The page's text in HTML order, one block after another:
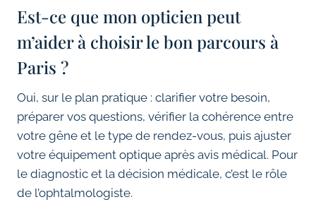
Est-ce que mon opticien peut
m’aider à choisir le bon parcours à
Paris ?
Oui, sur le plan pratique : clarifier votre besoin,
préparer vos questions, vérifier la cohérence entre
votre gêne et le type de rendez-vous, puis ajuster
votre équipement optique après avis médical. Pour
le diagnostic et la décision médicale, c’est le rôle
de l’ophtalmologiste.